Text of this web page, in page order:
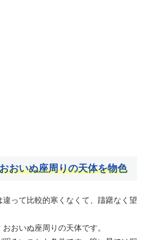
おいぬ座周りの天体を物色
違って比較的寒くなくて、躊躇なく望
おいぬ座周りの天体です。